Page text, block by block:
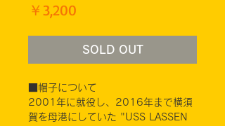
￥3,200
SOLD OUT
■帽子について
2001年に就役し、2016年まで横須
賀を母港にしていた "USS LASSEN